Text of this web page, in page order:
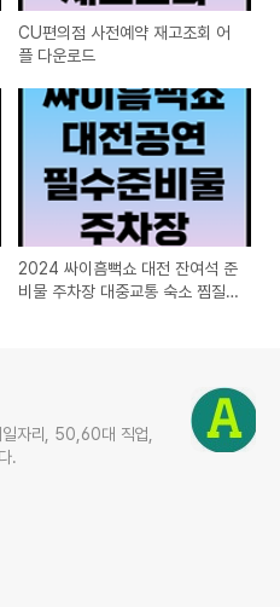
CU편의점 사전예약 재고조회 어
플 다운로드
2024 싸이흠뻑쇼 대전 잔여석 준
비물 주차장 대중교통 숙소 찜질
일자리, 50,60대 직업,
.